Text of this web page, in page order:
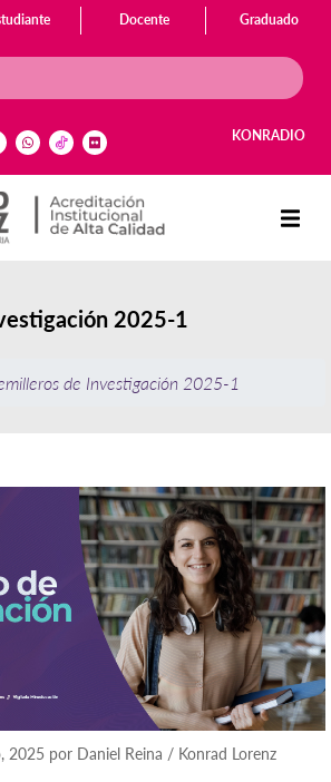
Docente Graduado
KONRADIO
2025-1
de Investigación 2025-1
2025 por Daniel Reina / Konrad Lorenz